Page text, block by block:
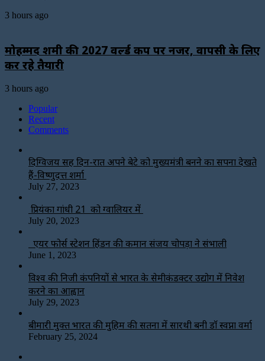
3 hours ago
मोहम्मद शमी की 2027 वर्ल्ड कप पर नजर, वापसी के लिए
कर रहे तैयारी
3 hours ago
Popular
Recent
Comments
दिग्विजय सिंह दिन-रात अपने बेटे को मुख्यमंत्री बनने का सपना देखते
हैं-विष्णुदत्त शर्मा
July 27, 2023
प्रियंका गांधी 21 को ग्वालियर में
July 20, 2023
एयर फोर्स स्टेशन हिंडन की कमान संजय चोपड़ा ने संभाली
June 1, 2023
विश्‍व की निजी कंपनियों से भारत के सेमीकंडक्टर उद्योग में निवेश
करने का आह्वान
July 29, 2023
बीमारी मुक्त भारत की मुहिम की सतना में सारथी बनी डाॅ स्वप्ना वर्मा
February 25, 2024